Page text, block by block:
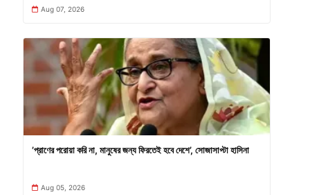
Aug 07, 2026
’প্রাণের পরোয়া করি না, মানুষের জন্য ফিরতেই হবে দেশে’, সোজাসাপ্টা হাসিনা
Aug 05, 2026